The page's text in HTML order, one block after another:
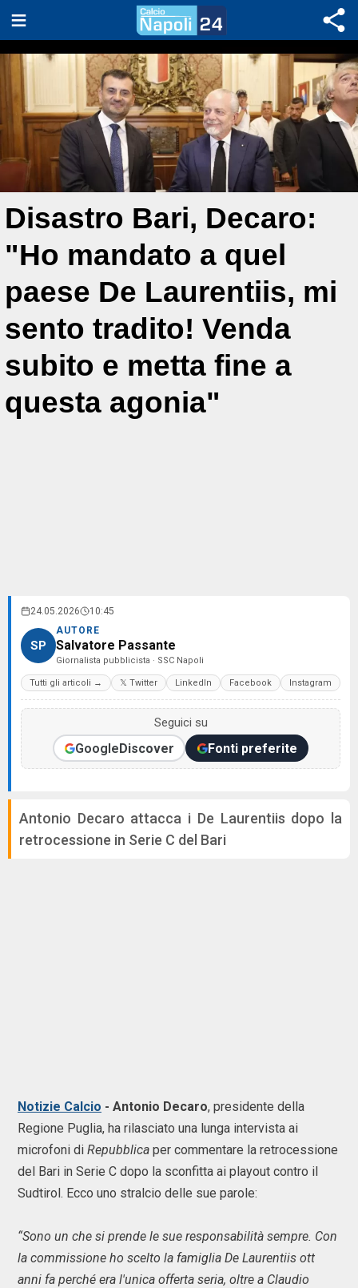
Disastro Bari, Decaro:
"Ho mandato a quel
paese De Laurentiis, mi
sento tradito! Venda
subito e metta fine a
questa agonia"
24.05.2026 10:45
SP
AUTORE
Salvatore Passante
Giornalista pubblicista · SSC Napoli
Tutti gli articoli → 𝕏 Twitter LinkedIn Facebook Instagram
Seguici su
GoogleDiscover Fonti preferite
Antonio Decaro attacca i De Laurentiis dopo la
retrocessione in Serie C del Bari
Notizie Calcio - Antonio Decaro, presidente della
Regione Puglia, ha rilasciato una lunga intervista ai
microfoni di Repubblica per commentare la retrocessione
del Bari in Serie C dopo la sconfitta ai playout contro il
Sudtirol. Ecco uno stralcio delle sue parole:
“Sono un che si prende le sue responsabilità sempre. Con
la commissione ho scelto la famiglia De Laurentiis ott
anni fa perché era l'unica offerta seria, oltre a Claudio